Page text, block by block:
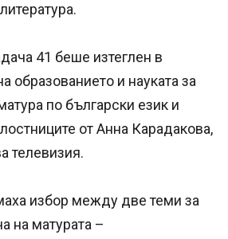
41 беше изтеглен в
образованието и науката за
по български език и
от Анна Карадакова,
телевизия.
избор между две теми за
на матурата –